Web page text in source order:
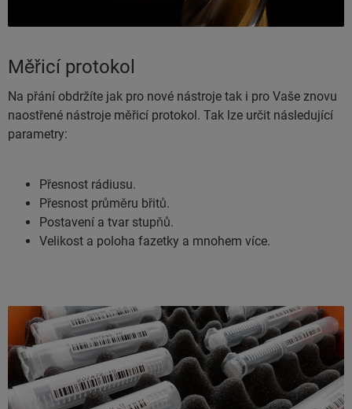
Měřicí protokol
Na přání obdržíte jak pro nové nástroje tak i pro Vaše znovu
naostřené nástroje měřicí protokol. Tak lze určit následující
parametry:
Přesnost rádiusu.
Přesnost průměru břitů.
Postavení a tvar stupňů.
Velikost a poloha fazetky a mnohem více.